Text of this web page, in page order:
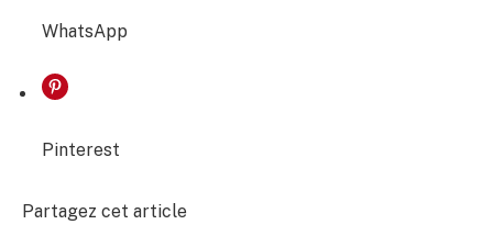
WhatsApp
Pinterest
Partagez cet article